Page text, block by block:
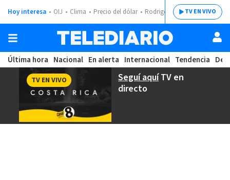
Hoy interesa OIJ Clima Precio del dólar Rodrigo ChavesTV EN VIVO
Última hora Nacional En alerta Internacional Tendencia
Seguí aquíTV en
directo
TV EN VIVO